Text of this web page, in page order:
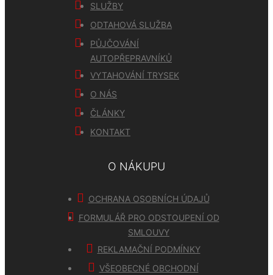
SLUŽBY
ODTAHOVÁ SLUŽBA
PŮJČOVÁNÍ
AUTOPŘEPRAVNÍKŮ
VYTAHOVÁNÍ TRYSEK
O NÁS
ČLÁNKY
KONTAKT
O NÁKUPU
OCHRANA OSOBNÍCH ÚDAJŮ
FORMULÁŘ PRO ODSTOUPENÍ OD
SMLOUVY
REKLAMAČNÍ PODMÍNKY
VŠEOBECNÉ OBCHODNÍ